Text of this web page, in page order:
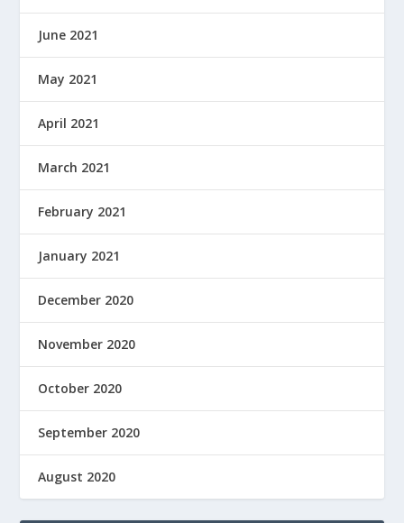
June 2021
May 2021
April 2021
March 2021
February 2021
January 2021
December 2020
November 2020
October 2020
September 2020
August 2020